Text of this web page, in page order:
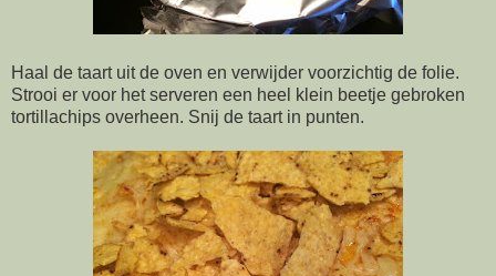
Haal de taart uit de oven en verwijder voorzichtig de folie.
Strooi er voor het serveren een heel klein beetje gebroken
tortillachips overheen. Snij de taart in punten.